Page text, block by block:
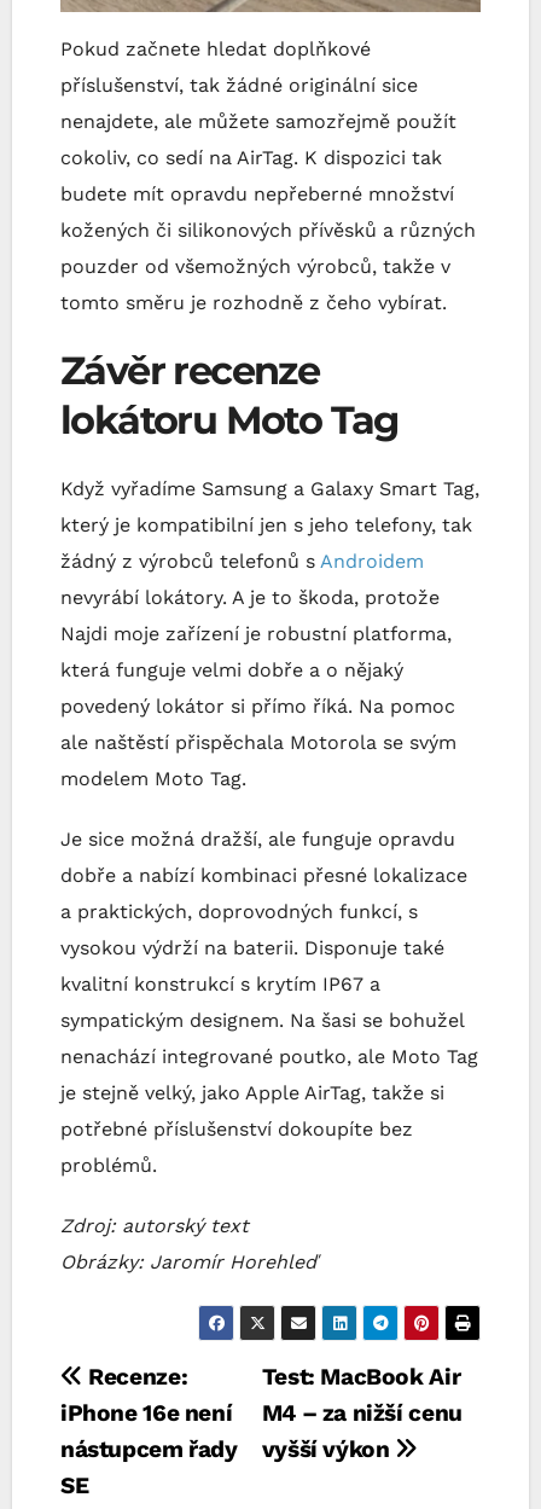
Pokud začnete hledat doplňkové
příslušenství, tak žádné originální sice
nenajdete, ale můžete samozřejmě použít
cokoliv, co sedí na AirTag. K dispozici tak
budete mít opravdu nepřeberné množství
kožených či silikonových přívěsků a různých
pouzder od všemožných výrobců, takže v
tomto směru je rozhodně z čeho vybírat.
Závěr recenze
lokátoru Moto Tag
Když vyřadíme Samsung a Galaxy Smart Tag,
který je kompatibilní jen s jeho telefony, tak
žádný z výrobců telefonů s Androidem
nevyrábí lokátory. A je to škoda, protože
Najdi moje zařízení je robustní platforma,
která funguje velmi dobře a o nějaký
povedený lokátor si přímo říká. Na pomoc
ale naštěstí přispěchala Motorola se svým
modelem Moto Tag.
Je sice možná dražší, ale funguje opravdu
dobře a nabízí kombinaci přesné lokalizace
a praktických, doprovodných funkcí, s
vysokou výdrží na baterii. Disponuje také
kvalitní konstrukcí s krytím IP67 a
sympatickým designem. Na šasi se bohužel
nenachází integrované poutko, ale Moto Tag
je stejně velký, jako Apple AirTag, takže si
potřebné příslušenství dokoupíte bez
problémů.
Zdroj: autorský text
Obrázky: Jaromír Horehleď
Navigace
pro
příspěvek
Test: MacBook Air
M4 – za nižší cenu
vyšší výkon
Recenze:
iPhone 16e není
nástupcem řady
SE